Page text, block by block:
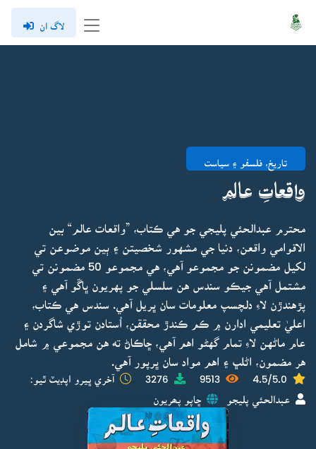
لاگ ان
تاريخ، فلسفو ۽ سياست
واقعاتِ عالم
محترم عبدالحئي پليجي جو هي ڪتاب، ”واقعات عالم“ بين
الاقوامي واقعن، دنيا جي مشهور شخصيتن ۽ ٻين موضوعن تي
مشتمل آهي جيڪو سندس هن سلسلي جو پهريون ڀاڱو آهي ۽
پڙهندڙن لاءِ دلچسپ معلومات سان ڀريل آهي. سندس هي ڪتاب،
اعليٰ تعليمي ادارن ۾ ڪم ڪندڙ محققن، اُستادن توڙي شاگردن ۽
عام ماڻهن لاءِ تمام گهڻو اهم آهي، ڇاڪاڻ ته هن مجموعي ۾ شامل
هر مضمون، اڻلڀ ۽ اهم مواد سان ڀرپور آهي.
4.5/5.0
9513
3276 آخري ڀيرو اپڊيٽ ٿيو:
عبدالحئي پليجو ڇاپو پھريون